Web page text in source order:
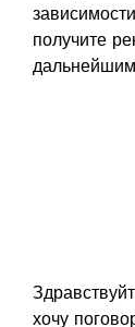
получите
хочу